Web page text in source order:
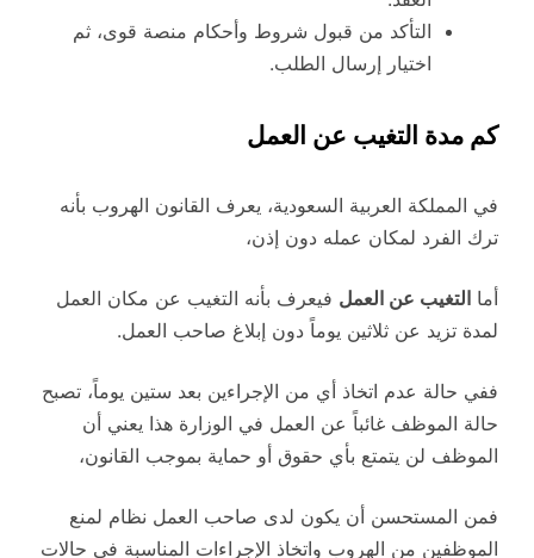
التأكد من قبول شروط وأحكام منصة قوى، ثم
اختيار إرسال الطلب.
كم مدة التغيب عن العمل
في المملكة العربية السعودية، يعرف القانون الهروب بأنه
ترك الفرد لمكان عمله دون إذن،
أما التغيب عن العمل فيعرف بأنه التغيب عن مكان العمل
لمدة تزيد عن ثلاثين يوماً دون إبلاغ صاحب العمل.
ففي حالة عدم اتخاذ أي من الإجراءين بعد ستين يوماً، تصبح
حالة الموظف غائباً عن العمل في الوزارة هذا يعني أن
الموظف لن يتمتع بأي حقوق أو حماية بموجب القانون،
فمن المستحسن أن يكون لدى صاحب العمل نظام لمنع
الموظفين من الهروب واتخاذ الإجراءات المناسبة في حالات